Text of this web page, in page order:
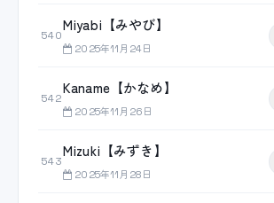
540
Miyabi【みやび】
2025年11月24日
542
Kaname【かなめ】
2025年11月26日
543
Mizuki【みずき】
2025年11月28日